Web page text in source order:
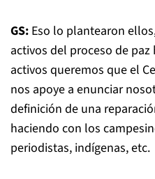
GS: Eso lo plantearon
activos del proceso de
activos queremos que el
nos apoye a enunciar
definición de una
haciendo con los
periodistas, indígenas, etc.